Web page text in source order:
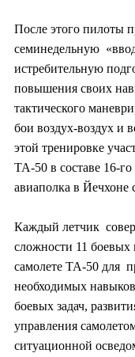
После этого пилоты
семинедельную
истребительную
повышения своих
тактического
бои воздух-воздух и
этой тренировке
TA-50 в составе 16-
авиаполка в Йечхоне
Каждый летчик
сложности 11 боевых
самолете ТА-50 для
необходимых
боевых задач,
управления
ситуационной